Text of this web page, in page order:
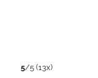
5/5 (13x)